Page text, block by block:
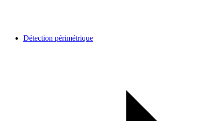
Détection périmétrique